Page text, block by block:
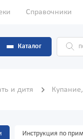
Справочники
Каталог
и дитя
Инструкция по